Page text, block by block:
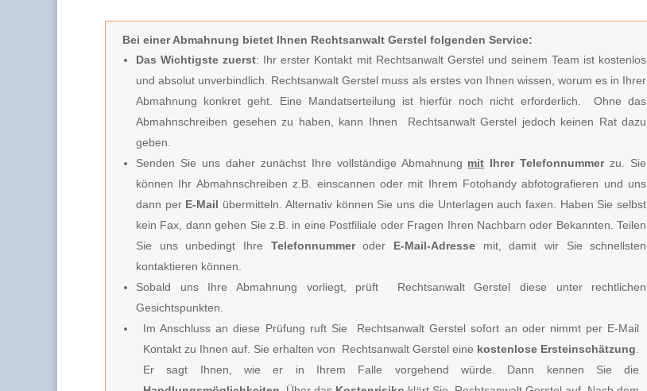
Bei einer Abmahnung bietet Ihnen Rechtsanwalt Gerstel folgenden Service:
Das Wichtigste zuerst: Ihr erster Kontakt mit Rechtsanwalt Gerstel und seinem Team ist kostenlos
und absolut unverbindlich. Rechtsanwalt Gerstel muss als erstes von Ihnen wissen, worum es in Ihrer
Abmahnung konkret geht. Eine Mandatserteilung ist hierfür noch nicht erforderlich.
Ohne das
Abmahnschreiben gesehen zu haben, kann Ihnen Rechtsanwalt Gerstel jedoch keinen Rat dazu
geben.
Senden Sie uns daher zunächst Ihre vollständige Abmahnung mit Ihrer Telefonnummerzu. Sie
können Ihr Abmahnschreiben z.B. einscannen oder mit Ihrem Fotohandy abfotografieren und uns
dann per E-Mail übermitteln. Alternativ können Sie uns die Unterlagen auch faxen. Haben Sie selbst
kein Fax, dann gehen Sie z.B. in eine Postfiliale oder Fragen Ihren Nachbarn oder Bekannten. Teilen
Sie uns unbedingt Ihre Telefonnummeroder E-Mail-Adressemit, damit wir Sie schnellsten
kontaktieren können.
Sobald uns Ihre Abmahnung vorliegt, prüft Rechtsanwalt Gerstel diese unter rechtlichen
Gesichtspunkten.
Im Anschluss an diese Prüfung ruft Sie
Rechtsanwalt Gerstelsofort an oder nimmt per E-Mail
Kontakt zu Ihnen auf. Sie erhalten von
Rechtsanwalt Gerstel eine kostenlose Ersteinschätzung
Er sagt Ihnen, wie er in Ihrem Falle vorgehend würde. Dann kennen Sie die